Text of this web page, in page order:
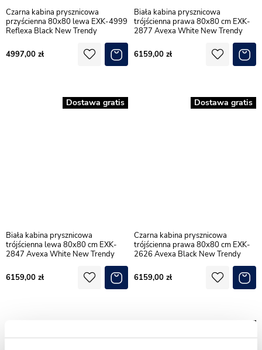
Czarna kabina prysznicowa
przyścienna 80x80 lewa EXK-4999
Reflexa Black New Trendy
4997,00
Biała kabina prysznicowa
trójścienna prawa 80x80 cm EXK-
2877 Avexa White New Trendy
6159,00
Biała kabina prysznicowa
trójścienna lewa 80x80 cm EXK-
2847 Avexa White New Trendy
6159,00
Dostawa gratis
Czarna kabina prysznicowa
trójścienna prawa 80x80 cm EXK-
2626 Avexa Black New Trendy
6159,00
Dostawa gratis